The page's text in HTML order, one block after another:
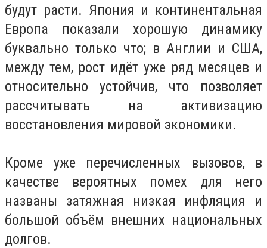
будут расти. Япония и континентальная
Европа показали хорошую динамику
буквально только что; в Англии и США,
между тем, рост идёт уже ряд месяцев и
относительно устойчив, что позволяет
рассчитывать на активизацию
восстановления мировой экономики.
Кроме уже перечисленных вызовов, в
качестве вероятных помех для него
названы затяжная низкая инфляция и
большой объём внешних национальных
долгов.